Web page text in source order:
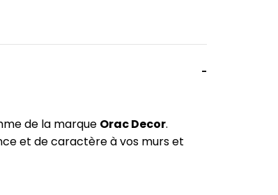
de la marque Orac Decor.
et de caractère à vos murs et